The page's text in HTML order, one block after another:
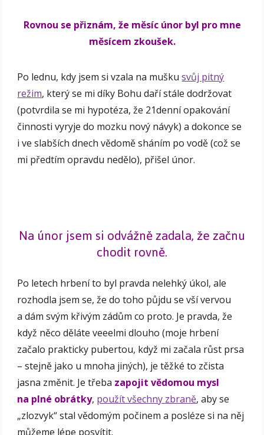
Rovnou se přiznám, že měsíc únor byl pro mne
měsícem zkoušek.
Po lednu, kdy jsem si vzala na muškusvůj pitný
režim, který se mi díky Bohu daří stále dodržovat
(potvrdila se mi hypotéza, že 21denní opakování
činnosti vyryje do mozku nový návyk) a dokonce se
i ve slabších dnech vědomě sháním po vodě (což se
mi předtím opravdu nedělo), přišel únor.
Na únor jsem si odvážně zadala, že začnu
chodit rovně.
Po letech hrbení to byl pravda nelehký úkol, ale
rozhodla jsem se, že do toho půjdu se vší vervou
a dám svým křivým zádům co proto. Je pravda, že
když něco děláte veeelmi dlouho (moje hrbení
začalo prakticky pubertou, když mi začala růst prsa
– stejně jako u mnoha jiných), je těžké to zčista
jasna změnit. Je třeba zapojit vědomou mysl
na plné obrátky, použít všechny zbraně, aby se
„zlozvyk“ stal vědomým počinem a posléze si na něj
můžeme lépe posvítit.